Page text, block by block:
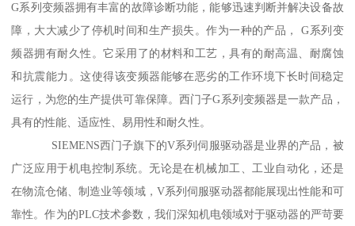
G系列变频器拥有丰富的故障诊断功能，能够迅速判断并解决设备故
障，大大减少了停机时间和生产损失。作为一种的产品， G系列变
频器拥有耐久性。它采用了的材料和工艺，具有的耐高温、耐腐蚀
和抗震能力。这使得该变频器能够在恶劣的工作环境下长时间稳定
运行，为您的生产提供可靠保障。西门子G系列变频器是一款产品，
具有的性能、适应性、易用性和耐久性。
SIEMENS西门子旗下的V系列伺服驱动器是业界的产品，被
广泛应用于机电控制系统。无论是在机械加工、工业自动化，还是
在物流仓储、制造业等领域，V系列伺服驱动器都能展现出性能和可
靠性。作为的PLC技术参数，我们深知机电领域对于驱动器的严苛要